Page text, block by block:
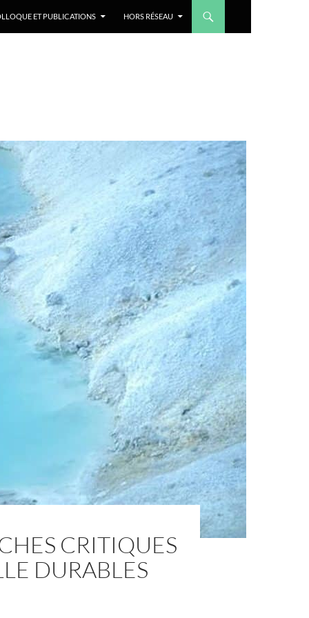
ET PUBLICATIONS HORS RÉSEAU
CRITIQUES
DURABLES